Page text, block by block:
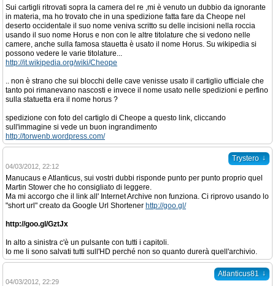
Sui cartigli ritrovati sopra la camera del re ,mi è venuto un dubbio da ignorante
in materia, ma ho trovato che in una spedizione fatta fare da Cheope nel
deserto occidentale il suo nome veniva scritto su delle incisioni nella roccia
usando il suo nome Horus e non con le altre titolature che si vedono nelle
camere, anche sulla famosa stauetta è usato il nome Horus. Su wikipedia si
possono vedere le varie titolature...
http://it.wikipedia.org/wiki/Cheope
.. non è strano che sui blocchi delle cave venisse usato il cartiglio ufficiale che
tanto poi rimanevano nascosti e invece il nome usato nelle spedizioni e perfino
sulla statuetta era il nome horus ?
spedizione con foto del cartiglo di Cheope a questo link, cliccando
sull'immagine si vede un buon ingrandimento
http://torwenb.wordpress.com/
Trystero ↓
04/03/2012, 22:12
Manucaus e Atlanticus, sui vostri dubbi risponde punto per punto proprio quel
Martin Stower che ho consigliato di leggere.
Ma mi accorgo che il link all' Internet Archive non funziona. Ci riprovo usando lo
"short url" creato da Google Url Shortener http://goo.gl/
http://goo.gl/GztJx
In alto a sinistra c'è un pulsante con tutti i capitoli.
Io me li sono salvati tutti sull'HD perché non so quanto durerà quell'archivio.
Atlanticus81 ↓
04/03/2012, 22:29